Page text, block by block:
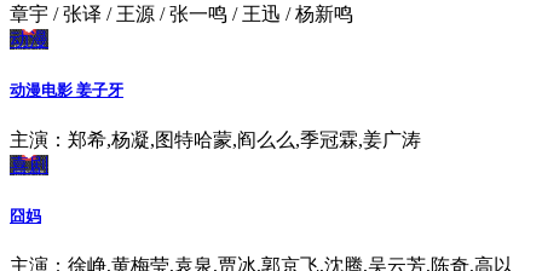
章宇 / 张译 / 王源 / 张一鸣 / 王迅 / 杨新鸣
动漫
动漫电影 姜子牙
主演：郑希,杨凝,图特哈蒙,阎么么,季冠霖,姜广涛
喜剧
囧妈
主演：徐峥,黄梅莹,袁泉,贾冰,郭京飞,沈腾,吴云芳,陈奇,高以